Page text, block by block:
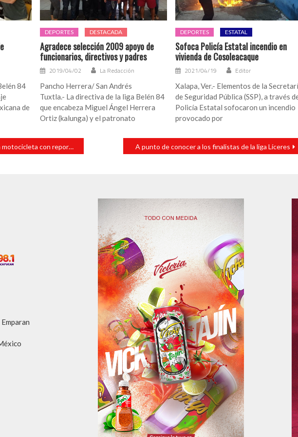
84
de
DEPORTES DESTACADA
Agradece selección 2009 apoyo de
funcionarios, directivos y padres
2019/04/02 La Redacción
Pancho Herrera/ San Andrés
Tuxtla.- La directiva de la liga Belén 84
que encabeza Miguel Ángel Herrera
Ortiz (kalunga) y el patronato
DEPORTES ESTATAL
Sofoca Policía Estatal incendio en
vivienda de Cosoleacaque
2021/04/19 Editor
Xalapa, Ver.- Elementos de la
de Seguridad Pública (SSP), a través
Policía Estatal sofocaron un incendio
provocado por
con reporte de robo A punto de conocer a los finalistas de la liga Líceres